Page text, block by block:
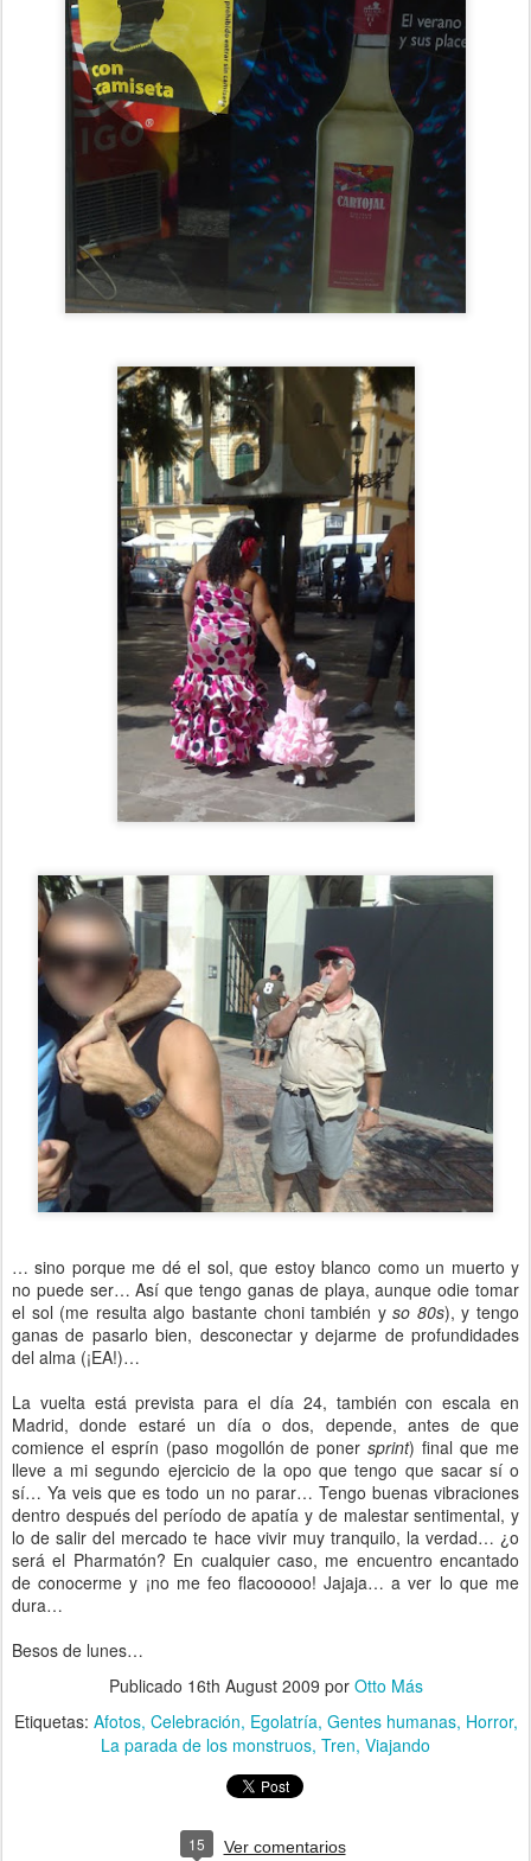
… sino porque me dé el sol, que estoy blanco como un muerto y
no puede ser… Así que tengo ganas de playa, aunque odie tomar
el sol (me resulta algo bastante choni también yso 80s), y tengo
ganas de pasarlo bien, desconectar y dejarme de profundidades
del alma (¡EA!)…
La vuelta está prevista para el día 24, también con escala en
Madrid, donde estaré un día o dos, depende, antes de que
comience el esprín (paso mogollón de ponersprint) final que me
lleve a mi segundo ejercicio de la opo que tengo que sacar sí o
sí… Ya veis que es todo un no parar… Tengo buenas vibraciones
dentro después del período de apatía y de malestar sentimental, y
lo de salir del mercado te hace vivir muy tranquilo, la verdad… ¿o
será el Pharmatón? En cualquier caso, me encuentro encantado
de conocerme y ¡no me feo flacooooo! Jajaja… a ver lo que me
dura…
Besos de lunes…
Publicado 16th August 2009 por Otto Más
Etiquetas: Afotos Celebración Egolatría Gentes humanas Horror
La parada de los monstruos Tren Viajando
15 Ver comentarios